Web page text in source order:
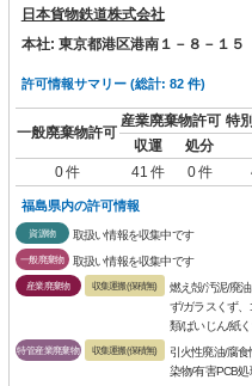
日本貨物鉄道株式会社
本社: 東京都港区港南１－８－１５
許可情報サマリー (総計: 82 件)
一般廃棄物許可
産業廃棄物許可 特
収運
処分
0 件
41 件 0 件
福島県内の許可情報
資源物 取扱い情報を収集中です
一般廃棄物 取扱い情報を収集中です
産業廃棄物 収集運搬(保積無)
燃え殻/汚泥/廃
ず/ガラスくず
類/ばいじん/紙
特管産業廃棄物 収集運搬(保積無)
引火性廃油/腐
染物/有害PCB